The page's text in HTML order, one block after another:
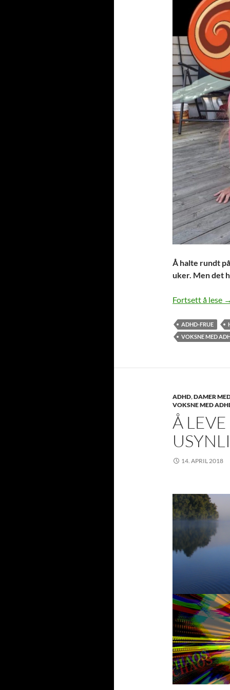
Å halte rundt
uker. Men det
Fortsett å lese →
ADHD-FRUE
VOKSNE MED
ADHD,DAMER
VOKSNE MED
Å
14. APRIL 2018